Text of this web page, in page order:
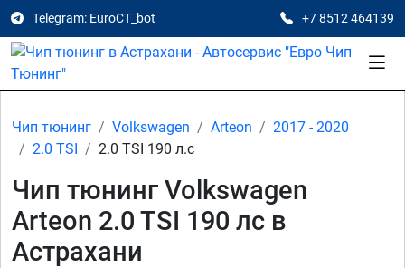
Telegram: EuroCT_bot +7 8512 464139
Чип тюнинг Volkswagen Arteon
2017 - 2020
2.0 TSI
2.0 TSI 190 л.с
Чип тюнинг Volkswagen
Arteon 2.0 TSI 190 лс в
Астрахани